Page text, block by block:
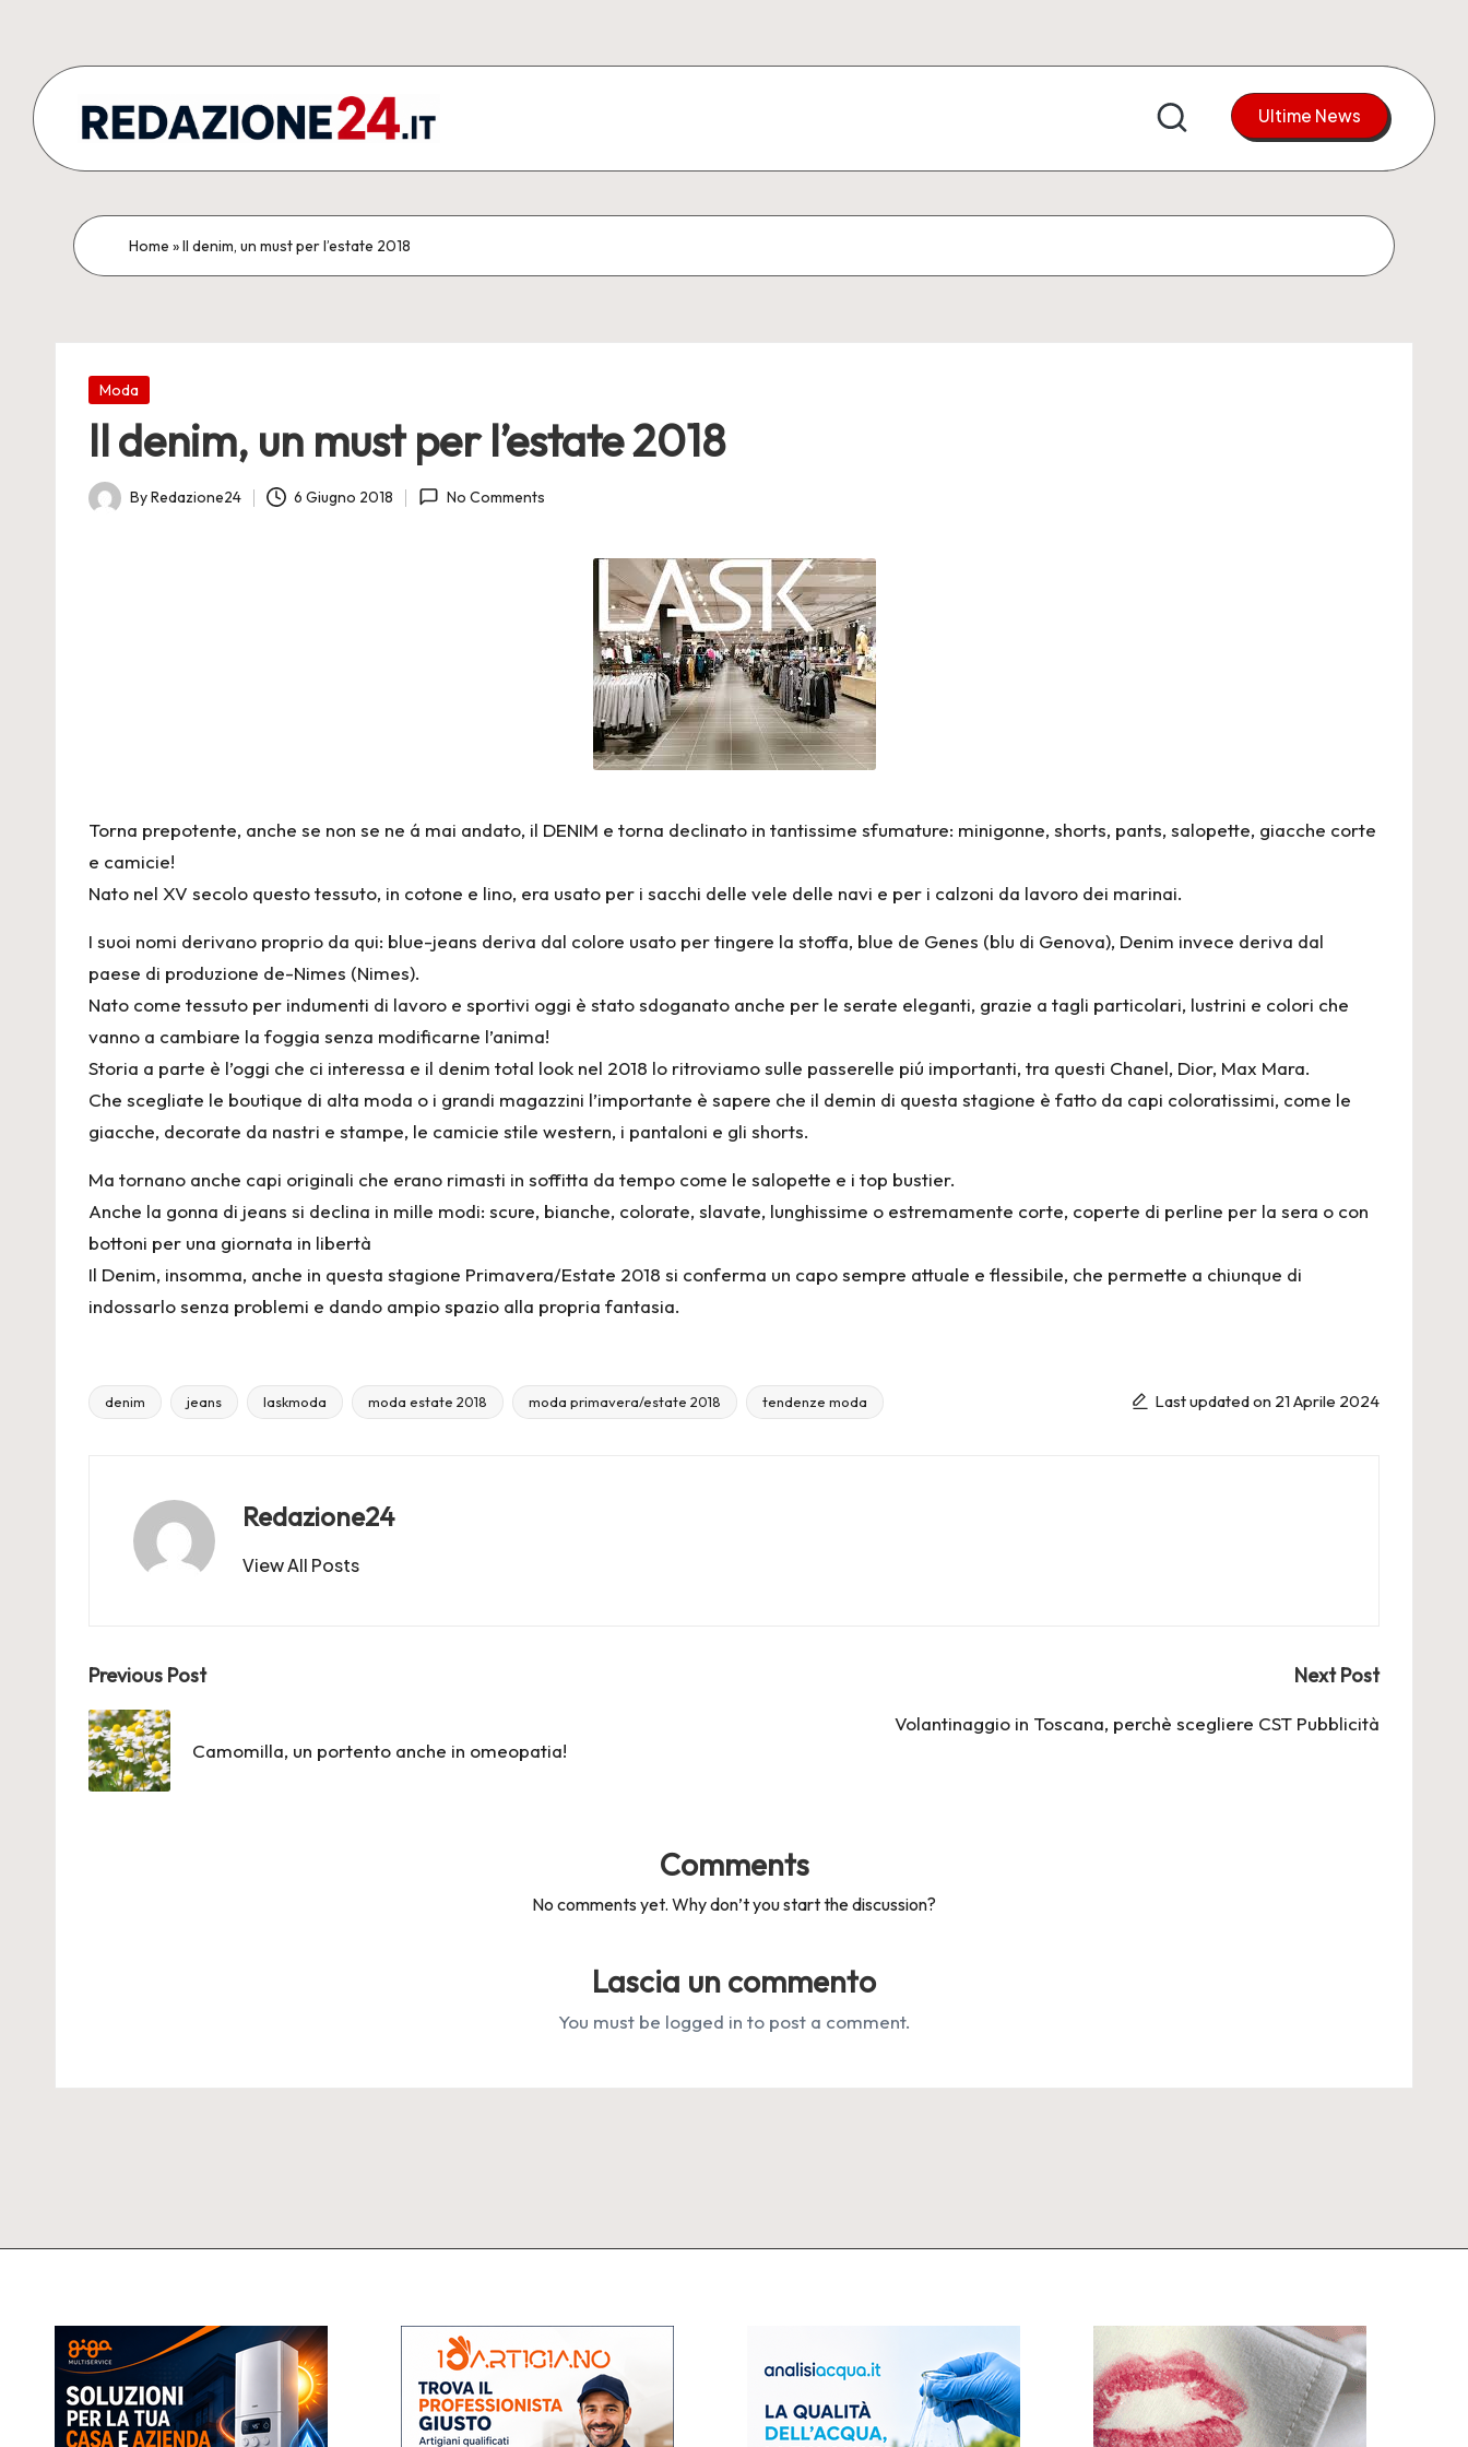
content
R
e
d
z
o
n
&
Comunicati
Ultime News
Home »Il denim, un must per l’estate 2018
Posted
Moda
Il denim, un must per l’estate 2018
Posted
ByRedazione24 6 Giugno 2018 No Comments
Torna prepotente, anche se non se ne á mai andato, il DENIM e torna declinato in tantissime sfumature: minigonne, shorts, pants, salopette, giacche corte
e camicie!
Nato nel XV secolo questo tessuto, in cotone e lino, era usato per i sacchi delle vele delle navi e per i calzoni da lavoro dei marinai.
I suoi nomi derivano proprio da qui: blue-jeans deriva dal colore usato per tingere la stoffa, blue de Genes (blu di Genova), Denim invece deriva dal
paese di produzione de-Nimes (Nimes).
Nato come tessuto per indumenti di lavoro e sportivi oggi è stato sdoganato anche per le serate eleganti, grazie a tagli particolari, lustrini e colori che
vanno a cambiare la foggia senza modificarne l’anima!
Storia a parte è l’oggi che ci interessa e il denim total look nel 2018 lo ritroviamo sulle passerelle piú importanti, tra questi Chanel, Dior, Max Mara.
Che scegliate le boutique di alta moda o i grandi magazzini l’importante è sapere che il demin di questa stagione è fatto da capi coloratissimi, come le
giacche, decorate da nastri e stampe, le camicie stile western, i pantaloni e gli shorts.
Ma tornano anche capi originali che erano rimasti in soffitta da tempo come le salopette e i top bustier.
Anche la gonna di jeans si declina in mille modi: scure, bianche, colorate, slavate, lunghissime o estremamente corte, coperte di perline per la sera o con
bottoni per una giornata in libertà
Il Denim, insomma, anche in questa stagione Primavera/Estate 2018 si conferma un capo sempre attuale e flessibile, che permette a chiunque di
indossarlo senza problemi e dando ampio spazio alla propria fantasia.
Tags:
denim jeans laskmoda moda estate 2018 moda primavera/estate 2018 tendenze moda Last updated on 21 Aprile 2024
Redazione24
View All Posts
Post
navigation
Previous Post
Camomilla, un portento anche in omeopatia!
Next Post
Volantinaggio in Toscana, perchè scegliere CST Pubblicità
Comments
No comments yet. Why don’t you start the discussion?
Lascia un commento
You must be logged in to post a comment.